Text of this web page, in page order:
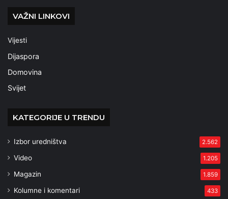
VAŽNI LINKOVI
Vijesti
Dijaspora
Domovina
Svijet
KATEGORIJE U TRENDU
Izbor uredništva 2.562
Video 1.205
Magazin 1.859
Kolumne i komentari 433